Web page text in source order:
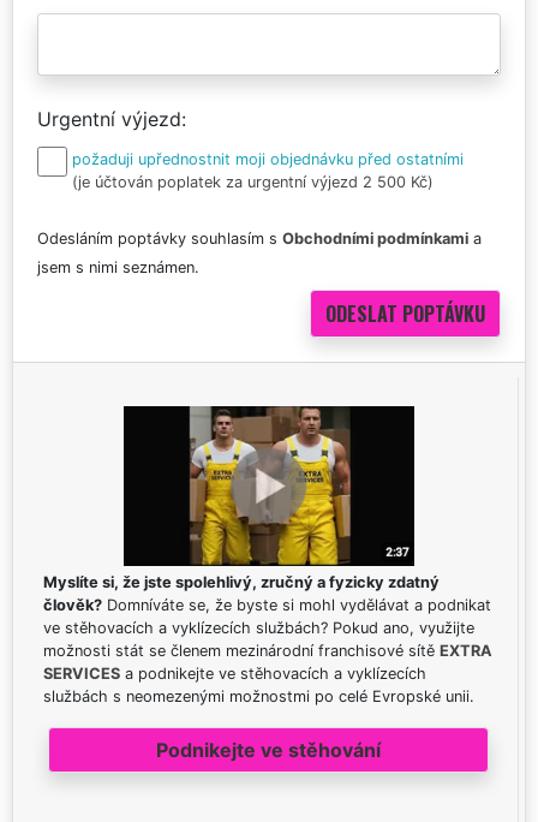
Urgentní výjezd
požaduji upřednostnit moji objednávku před ostatními
(je účtován poplatek za urgentní výjezd 2 500 Kč)
Odesláním poptávky souhlasím s Obchodními podmínkami a
jsem s nimi seznámen.
Myslíte si, že jste spolehlivý, zručný a fyzicky zdatný
člověk? Domníváte se, že byste si mohl vydělávat a podnikat
ve stěhovacích a vyklízecích službách? Pokud ano, využijte
možnosti stát se členem mezinárodní franchisové sítě EXTRA
SERVICES a podnikejte ve stěhovacích a vyklízecích
službách s neomezenými možnostmi po celé Evropské unii.
Podnikejte ve stěhování